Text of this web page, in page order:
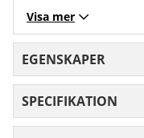
Visa mer
EGENSKAPER
SPECIFIKATION